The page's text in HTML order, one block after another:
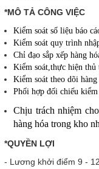
*MÔ TẢ CÔNG VIỆC
Kiểm soát số liệu báo
Kiểm soát quy trình
Chỉ đạo sắp xếp hàng
Kiểm soát,thực hiện thủ
Kiểm soát theo dõi
Phối hợp đối chiếu
Chịu trách nhiệm
hàng hóa trong kho
*QUYỀN LỢI
- Lương khởi điểm 9 -